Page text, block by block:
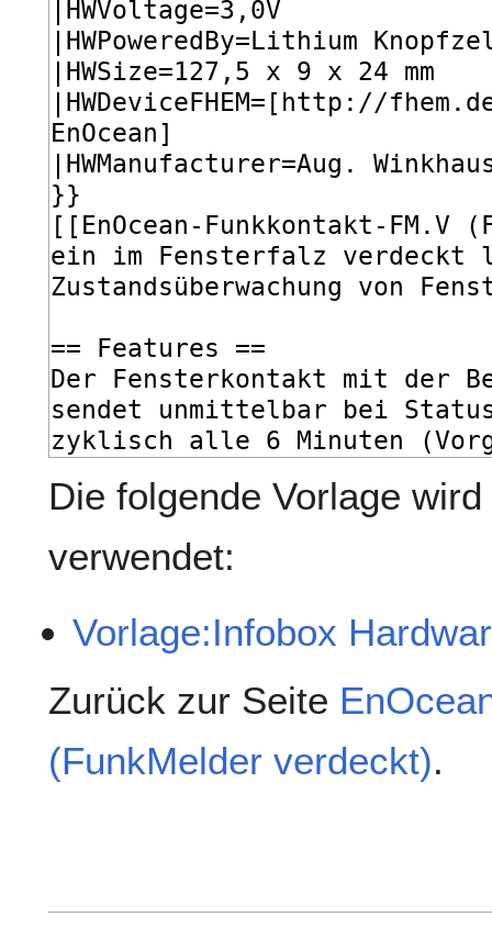
Die folgende Vorlage
verwendet:
Vorlage:Infobox
Zurück zur Seite
(FunkMelder verdeckt).